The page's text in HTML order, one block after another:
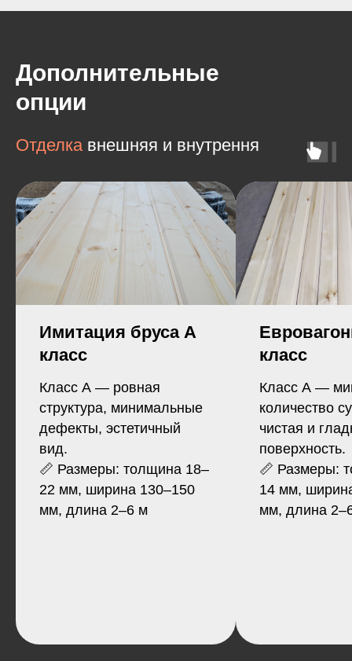
Дополнительные
опции
Отделка внешняя и внутрення
Имитация бруса А
класс
Класс А — ровная
структура, минимальные
дефекты, эстетичный
вид.
📏 Размеры: толщина 18–
22 мм, ширина 130–150
мм, длина 2–6 м
класс
Класс А —
количество
чистая и
поверхность.
📏 Размеры:
14 мм,
мм, длина
наши
клиенты